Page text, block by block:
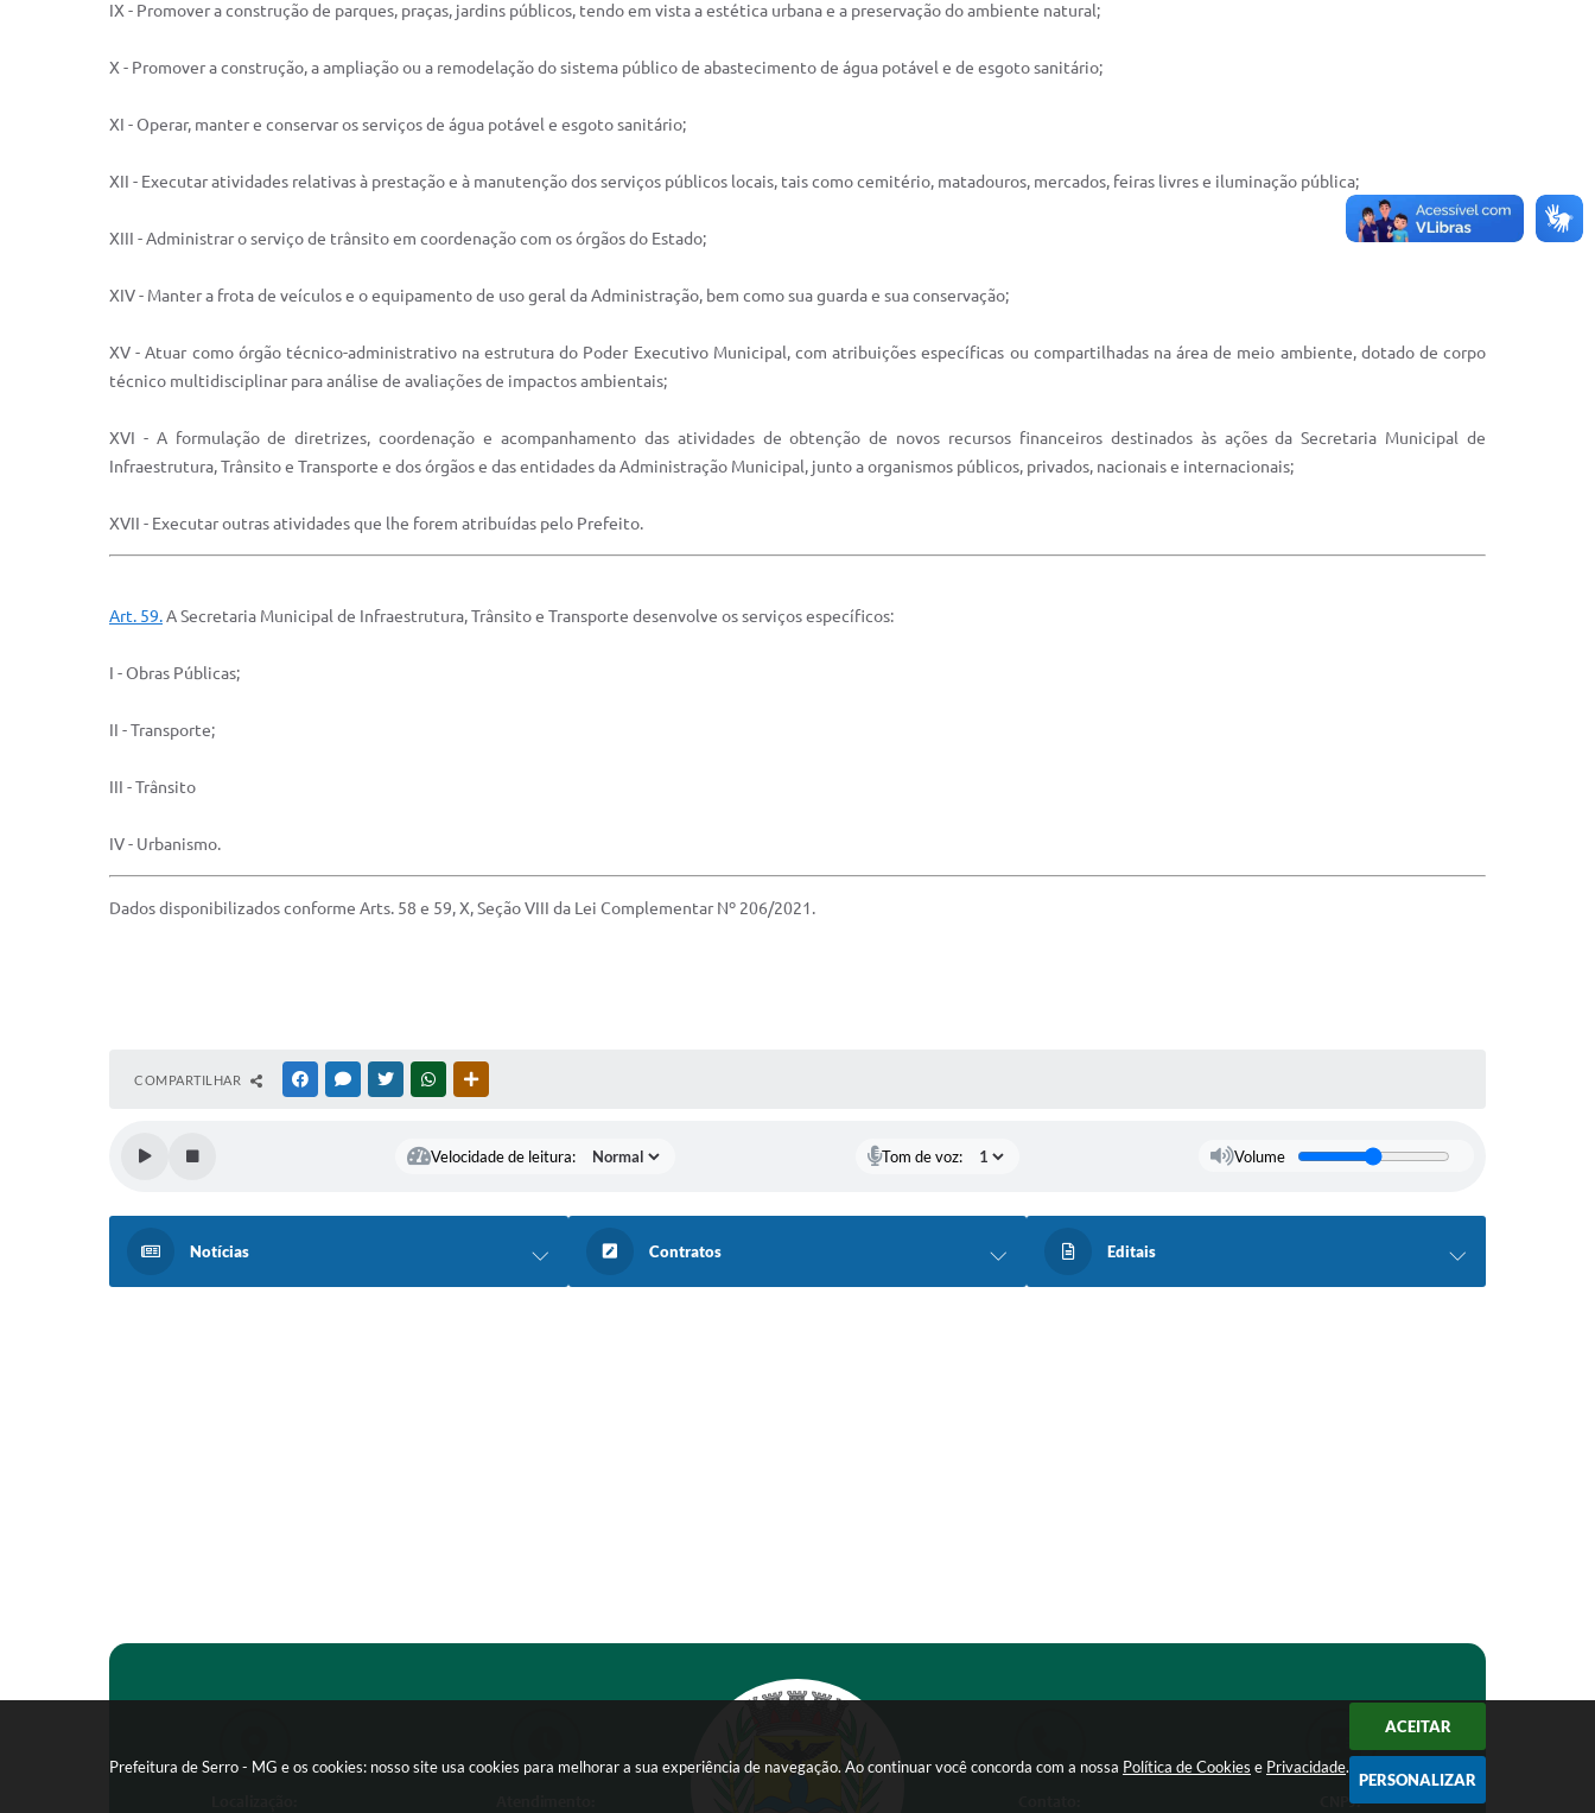
Prefeitura de Serro - MG e os cookies: nosso site usa cookies para melhorar a sua experiência de navegação. Ao continuar você concorda com a nossa Política de Cookies e Privacidade.
ACEITAR
PERSONALIZAR
IX - Promover a construção de parques, praças, jardins públicos, tendo em vista a estética urbana e a preservação do ambiente natural;
X - Promover a construção, a ampliação ou a remodelação do sistema público de abastecimento de água potável e de esgoto sanitário;
XI - Operar, manter e conservar os serviços de água potável e esgoto sanitário;
XII - Executar atividades relativas à prestação e à manutenção dos serviços públicos locais, tais como cemitério, matadouros, mercados, feiras livres e iluminação pública;
XIII - Administrar o serviço de trânsito em coordenação com os órgãos do Estado;
XIV - Manter a frota de veículos e o equipamento de uso geral da Administração, bem como sua guarda e sua conservação;
XV - Atuar como órgão técnico-administrativo na estrutura do Poder Executivo Municipal, com atribuições específicas ou compartilhadas na área de meio ambiente, dotado de corpo
técnico multidisciplinar para análise de avaliações de impactos ambientais;
XVI - A formulação de diretrizes, coordenação e acompanhamento das atividades de obtenção de novos recursos financeiros destinados às ações da Secretaria Municipal de
Infraestrutura, Trânsito e Transporte e dos órgãos e das entidades da Administração Municipal, junto a organismos públicos, privados, nacionais e internacionais;
XVII - Executar outras atividades que lhe forem atribuídas pelo Prefeito.
Art. 59.A Secretaria Municipal de Infraestrutura, Trânsito e Transporte desenvolve os serviços específicos:
I - Obras Públicas;
II - Transporte;
III - Trânsito
IV - Urbanismo.
Dados disponibilizados conforme Arts. 58 e 59, X, Seção VIII da Lei Complementar Nº 206/2021.
COMPARTILHAR FACEBOOKMESSENGER
TWITTERWHATSAPP
Velocidade de leitura: Tom de voz: Volume
Notícias Contratos Editais
CNPJ: